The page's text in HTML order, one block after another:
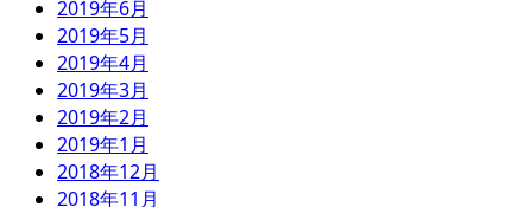
2019年6月
2019年5月
2019年4月
2019年3月
2019年2月
2019年1月
2018年12月
2018年11月